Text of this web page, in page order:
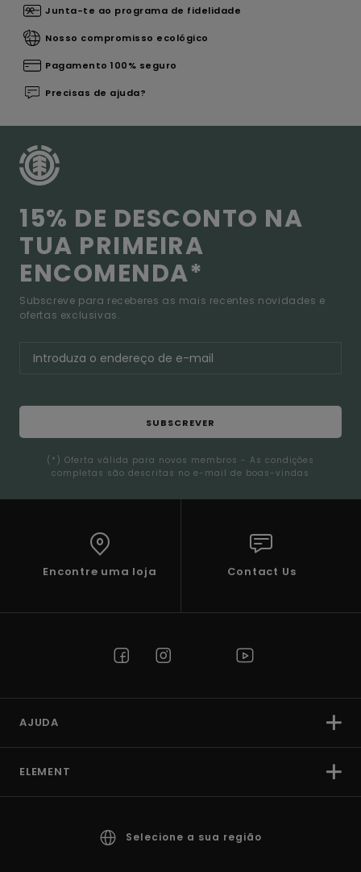
Junta-te ao programa de fidelidade
Nosso compromisso ecológico
Pagamento 100% seguro
Precisas de ajuda?
15% DE DESCONTO NA
TUA PRIMEIRA
ENCOMENDA*
Subscreve para receberes as mais recentes novidades e
ofertas exclusivas.
SUBSCREVER
(*) Oferta válida para novos membros - As condições
completas são descritas no e-mail de boas-vindas
Encontre uma loja Contact Us
AJUDA
ELEMENT
Selecione a sua região